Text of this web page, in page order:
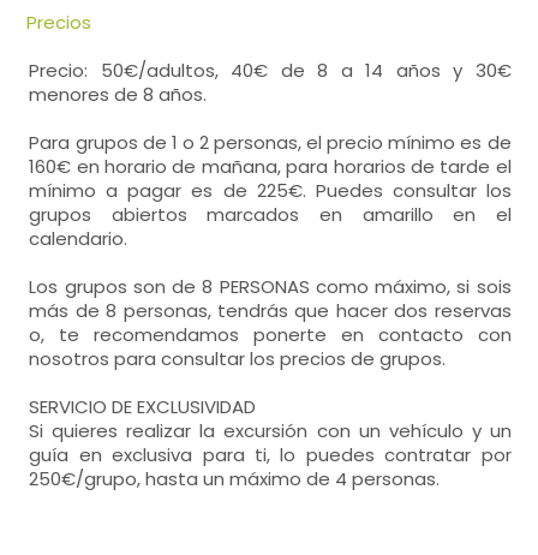
Precios
Precio: 50€/adultos, 40€ de 8 a 14 años y 30€
menores de 8 años.
Para grupos de 1 o 2 personas, el precio mínimo es de
160€ en horario de mañana, para horarios de tarde el
mínimo a pagar es de 225€. Puedes consultar los
grupos abiertos marcados en amarillo en el
calendario.
Los grupos son de 8 PERSONAS como máximo, si sois
más de 8 personas, tendrás que hacer dos reservas
o, te recomendamos ponerte en contacto con
nosotros para consultar los precios de grupos.
SERVICIO DE EXCLUSIVIDAD
Si quieres realizar la excursión con un vehículo y un
guía en exclusiva para ti, lo puedes contratar por
250€/grupo, hasta un máximo de 4 personas.